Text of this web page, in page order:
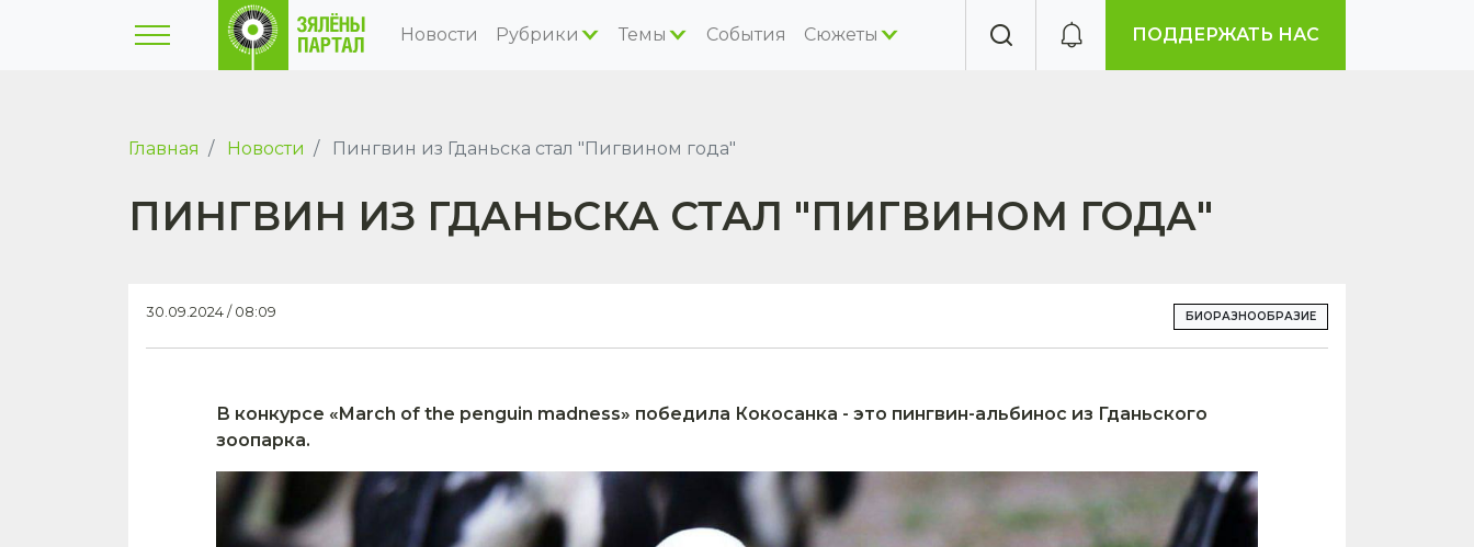
Новости Рубрики Темы События Сюжеты ПОДДЕРЖАТЬ НАС
Главная Новости Пингвин из Гданьска стал "Пигвином года"
ПИНГВИН ИЗ ГДАНЬСКА СТАЛ "ПИГВИНОМ ГОДА"
30.09.2024 / 08:09 БИОРАЗНООБРАЗИЕ
В конкурсе «March of the penguin madness» победила Кокосанка - это пингвин-альбинос из Гданьского
зоопарка.